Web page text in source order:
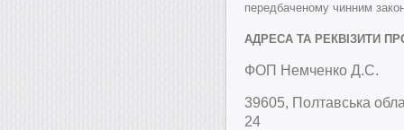
передбаченому чинним
АДРЕСА ТА РЕКВІЗИТИ
ФОП Немченко Д.С.
39605, Полтавська
24